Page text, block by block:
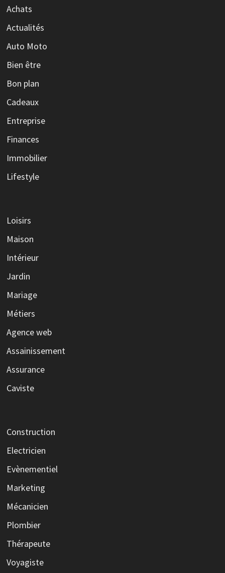
Achats
Actualités
Auto Moto
Bien être
Bon plan
Cadeaux
Entreprise
Finances
Immobilier
Lifestyle
Loisirs
Maison
Intérieur
Jardin
Mariage
Métiers
Agence web
Assainissement
Assurance
Caviste
Construction
Electricien
Evènementiel
Marketing
Mécanicien
Plombier
Thérapeute
Voyagiste